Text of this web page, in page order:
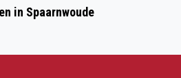
in Spaarnwoude